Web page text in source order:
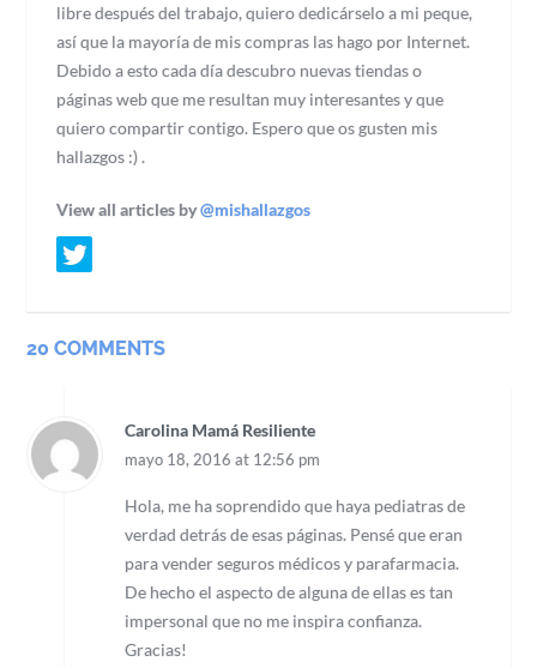
libre después del trabajo, quiero dedicárselo a mi peque,
así que la mayoría de mis compras las hago por Internet.
Debido a esto cada día descubro nuevas tiendas o
páginas web que me resultan muy interesantes y que
quiero compartir contigo. Espero que os gusten mis
hallazgos :) .
View all articles by@mishallazgos
20 COMMENTS
Carolina Mamá Resiliente
mayo 18, 2016 at 12:56 pm
Hola, me ha soprendido que haya pediatras de
verdad detrás de esas páginas. Pensé que eran
para vender seguros médicos y parafarmacia.
De hecho el aspecto de alguna de ellas es tan
impersonal que no me inspira confianza.
Gracias!